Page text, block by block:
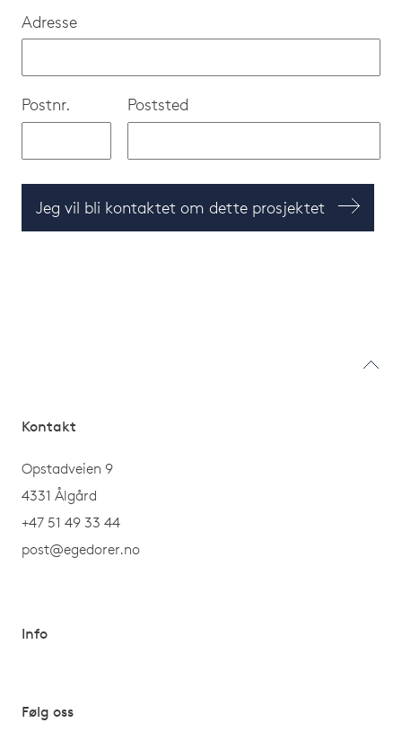
Adresse
Postnr. Poststed
Jeg vil bli kontaktet om dette prosjektet
Kontakt
Opstadveien 9
4331 Ålgård
+47 51 49 33 44
post@egedorer.no
Info
Følg oss